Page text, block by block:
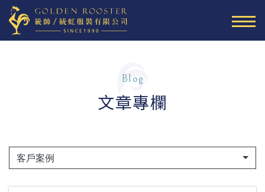
Blog
文章專欄
客戶案例